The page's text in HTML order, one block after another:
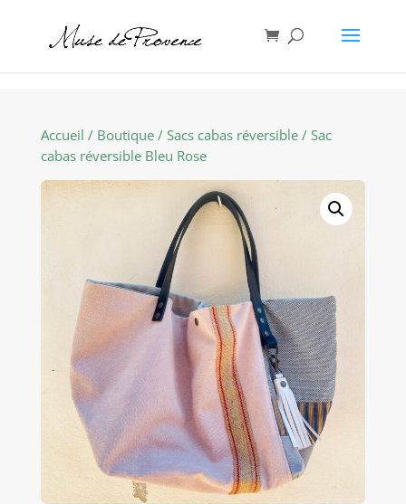
Accueil / Boutique/ Sacs cabas réversible/ Sac
cabas réversible Bleu Rose